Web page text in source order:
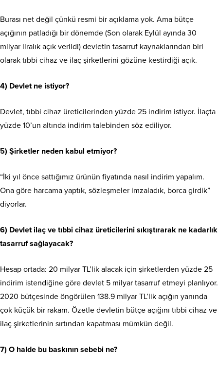
Burası net değil çünkü resmi bir açıklama yok. Ama bütçe
açığının patladığı bir dönemde (Son olarak Eylül ayında 30
milyar liralık açık verildi) devletin tasarruf kaynaklarından biri
olarak tıbbi cihaz ve ilaç şirketlerini gözüne kestirdiği açık.
4) Devlet ne istiyor?
Devlet, tıbbi cihaz üreticilerinden yüzde 25 indirim istiyor. İlaçta
yüzde 10’un altında indirim talebinden söz ediliyor.
5) Şirketler neden kabul etmiyor?
“İki yıl önce sattığımız ürünün fiyatında nasıl indirim yapalım.
Ona göre harcama yaptık, sözleşmeler imzaladık, borca girdik”
diyorlar.
6) Devlet ilaç ve tıbbi cihaz üreticilerini sıkıştırarak ne kadarlık
tasarruf sağlayacak?
Hesap ortada: 20 milyar TL’lik alacak için şirketlerden yüzde 25
indirim istendiğine göre devlet 5 milyar tasarruf etmeyi planlıyor.
2020 bütçesinde öngörülen 138.9 milyar TL’lik açığın yanında
çok küçük bir rakam. Özetle devletin bütçe açığını tıbbi cihaz ve
ilaç şirketlerinin sırtından kapatması mümkün değil.
7) O halde bu baskının sebebi ne?